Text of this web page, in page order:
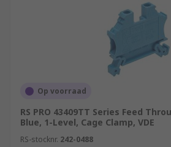
Op voorraad
RS PRO 43409TT Series Feed
Blue, 1-Level, Cage Clamp, VDE
RS-stocknr. 242-0488